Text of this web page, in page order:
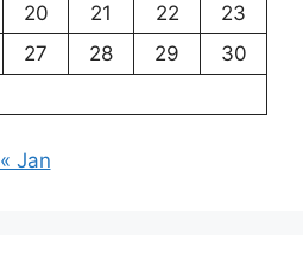
20 21 22
23
27 28 29
30
« Jan